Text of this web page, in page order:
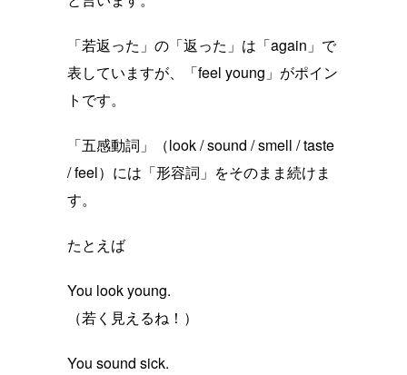
「若返った」の「返った」は「again」で
表していますが、「feel young」がポイン
トです。
「五感動詞」（look / sound / smell / taste
/ feel）には「形容詞」をそのまま続けま
す。
たとえば
You look young.
（若く見えるね！）
You sound sick.